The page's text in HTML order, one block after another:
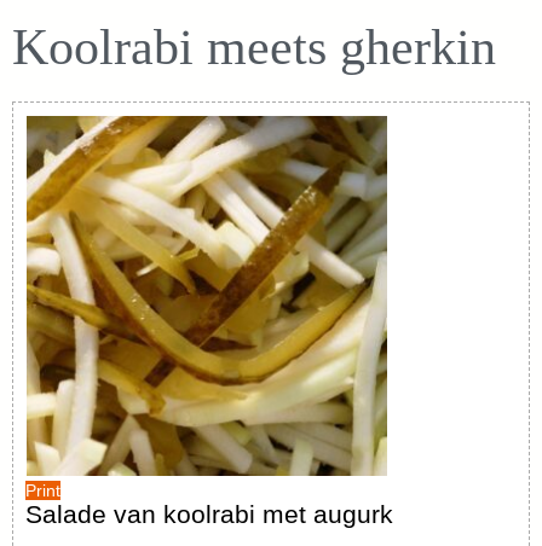
Koolrabi meets gherkin
Print
Salade van koolrabi met augurk